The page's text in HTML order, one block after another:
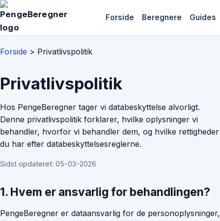
Forside Beregnere Guides
Forside > Privatlivspolitik
Privatlivspolitik
Hos PengeBeregner tager vi databeskyttelse alvorligt.
Denne privatlivspolitik forklarer, hvilke oplysninger vi
behandler, hvorfor vi behandler dem, og hvilke rettigheder
du har efter databeskyttelsesreglerne.
Sidst opdateret: 05-03-2026
1. Hvem er ansvarlig for behandlingen?
PengeBeregner er dataansvarlig for de personoplysninger,